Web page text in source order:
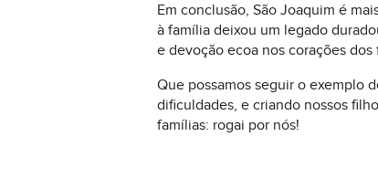
Em conclusão, São Joaquim é
à família deixou um legado
e devoção ecoa nos corações dos
Que possamos seguir o exemplo
dificuldades, e criando nossos
famílias: rogai por nós!